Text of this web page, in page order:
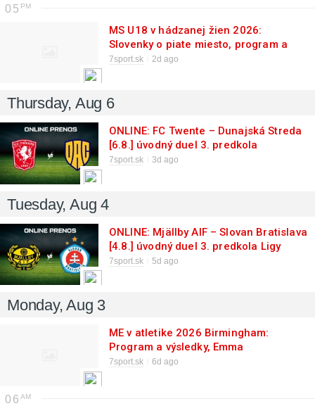
05
MS U18 v hádzanej žien 2026:
Slovenky o piate miesto, program a
výsledky zápasov
7sport.sk 2d ago
Thursday, Aug 6
ONLINE: FC Twente – Dunajská Streda
[6.8.] úvodný duel 3. predkola
Konferenčnej ligy
7sport.sk 3d ago
Tuesday, Aug 4
ONLINE: Mjällby AIF – Slovan Bratislava
[4.8.] úvodný duel 3. predkola Ligy
majstrov
7sport.sk 5d ago
Monday, Aug 3
ME v atletike 2026 Birmingham:
Program a výsledky, Emma
Zapletalová, kde sledovať naživo
7sport.sk 6d ago
06